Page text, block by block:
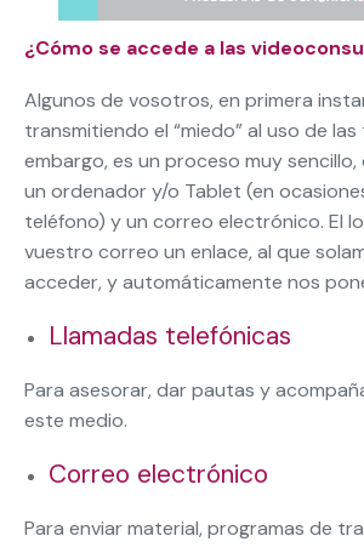
¿Cómo se accede a las
Algunos de vosotros, en primera
transmitiendo el “miedo” al uso de las
embargo, es un proceso muy
un ordenador y/o Tablet (en
teléfono) y un correo electrónico. El
vuestro correo un enlace, al que
acceder, y automáticamente nos
Llamadas telefónicas
Para asesorar, dar pautas y
este medio.
Correo electrónico
Para enviar material, programas de